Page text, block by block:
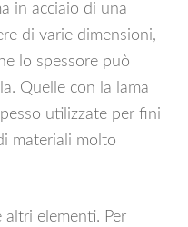
in acciaio di una
di varie dimensioni,
lo spessore può
Quelle con la lama
utilizzate per fini
materiali molto
altri elementi. Per